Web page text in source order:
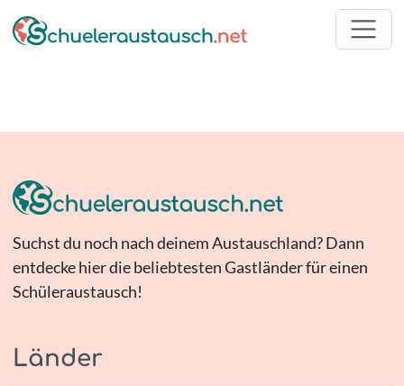
Suchst du noch nach deinem Austauschland? Dann
entdecke hier die beliebtesten Gastländer für einen
Schüleraustausch!
Länder